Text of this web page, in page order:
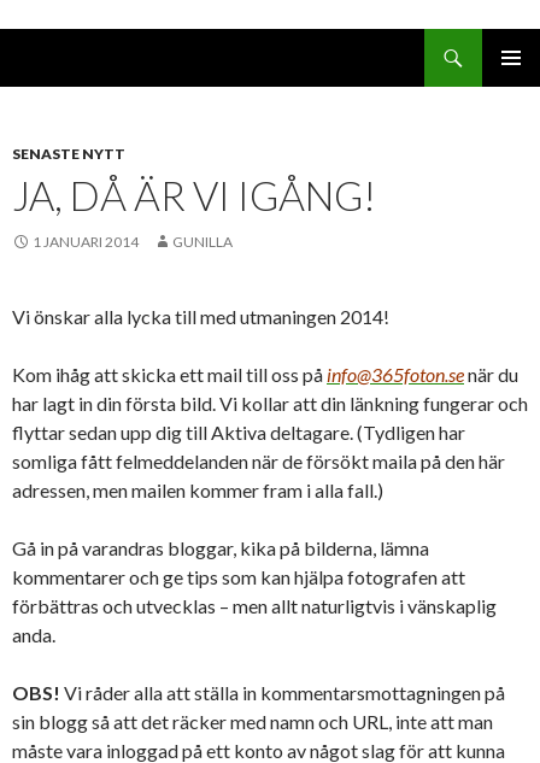
SENASTE NYTT
JA, DÅ ÄR VI IGÅNG!
1 JANUARI 2014 GUNILLA
Vi önskar alla lycka till med utmaningen 2014!
Kom ihåg att skicka ett mail till oss på info@365foton.senär du
har lagt in din första bild. Vi kollar att din länkning fungerar och
flyttar sedan upp dig till Aktiva deltagare. (Tydligen har
somliga fått felmeddelanden när de försökt maila på den här
adressen, men mailen kommer fram i alla fall.)
Gå in på varandras bloggar, kika på bilderna, lämna
kommentarer och ge tips som kan hjälpa fotografen att
förbättras och utvecklas – men allt naturligtvis i vänskaplig
anda.
OBS! Vi råder alla att ställa in kommentarsmottagningen på
sin blogg så att det räcker med namn och URL, inte att man
måste vara inloggad på ett konto av något slag för att kunna